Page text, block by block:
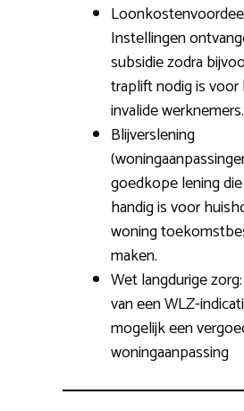
Instellingen
subsidie zodra
traplift nodig is
invalide werknemers.
Blijverslening
goedkope lening
handig is voor
woning
maken.
Wet langdurige
van een WLZ-
mogelijk een
woningaanpassing